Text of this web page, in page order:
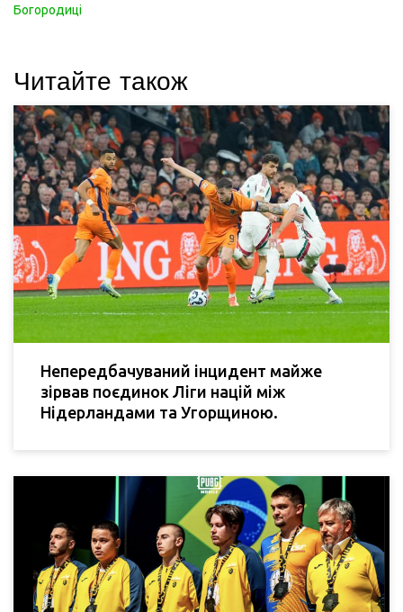
Богородиці
Читайте також
Непередбачуваний інцидент майже
зірвав поєдинок Ліги націй між
Нідерландами та Угорщиною.